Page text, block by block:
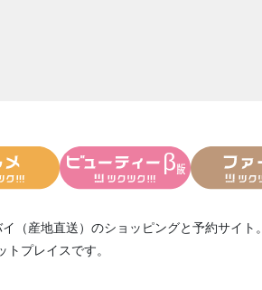
（産地直送） のショッピングと予約サイト。
トプレイスです。